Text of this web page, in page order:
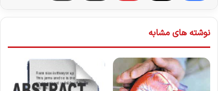
نوشته های مشابه